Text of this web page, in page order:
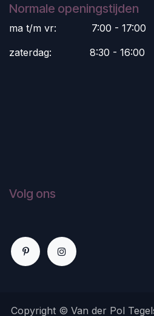
Normale openingstijden
ma t/m vr:
​7:00 - 17:00
zaterdag:
​8:30 - 16:00
Volg ons
Copyright © Van der Pol